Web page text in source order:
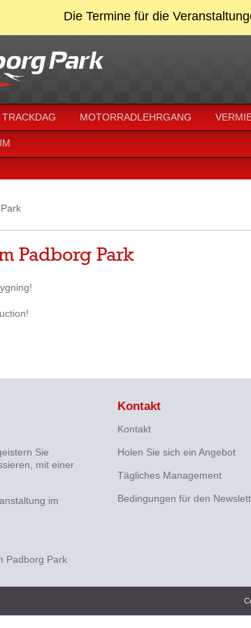
Die Termine für die
TRACKDAG MOTORRADLEHRGANG
Padborg Park
Sie
mit einer
im
Padborg Park
Kontakt
Kontakt
Holen Sie sich ein Angebot
Tägliches Management
Bedingungen für den